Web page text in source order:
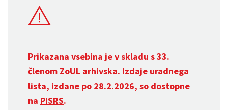
Prikazana vsebina je v skladu s 33.
členom ZoUL arhivska. Izdaje uradnega
lista, izdane po 28.2.2026, so dostopne
na PISRS.